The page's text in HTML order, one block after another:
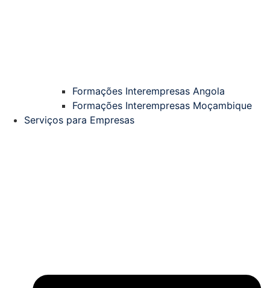
Formações Interempresas Angola
Formações Interempresas Moçambique
Serviços para Empresas